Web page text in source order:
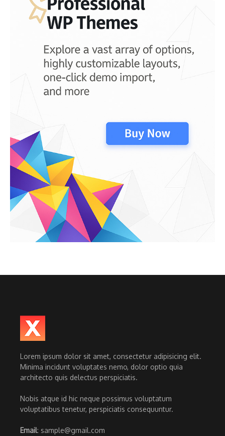
Lorem ipsum dolor sit amet, consectetur adipisicing elit.
Minima incidunt voluptates nemo, dolor optio quia
architecto quis delectus perspiciatis.
Nobis atque id hic neque possimus voluptatum
voluptatibus tenetur, perspiciatis consequuntur.
Email: sample@gmail.com